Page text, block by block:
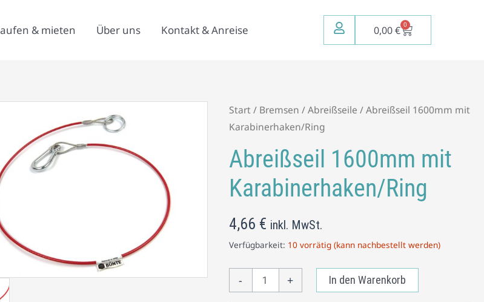
& mieten Über uns Kontakt & Anreise 0,00€ 0
Warenkorb
Start/ Bremsen /Abreißseile / Abreißseil 1600mm mit
Karabinerhaken/Ring
Abreißseil 1600mm mit
Karabinerhaken/Ring
4,66 € inkl. MwSt.
Verfügbarkeit: 10 vorrätig (kann nachbestellt werden)
-
Abreißseil
1600mm
Karabinerhaken/Ring
Menge
+ In den Warenkorb